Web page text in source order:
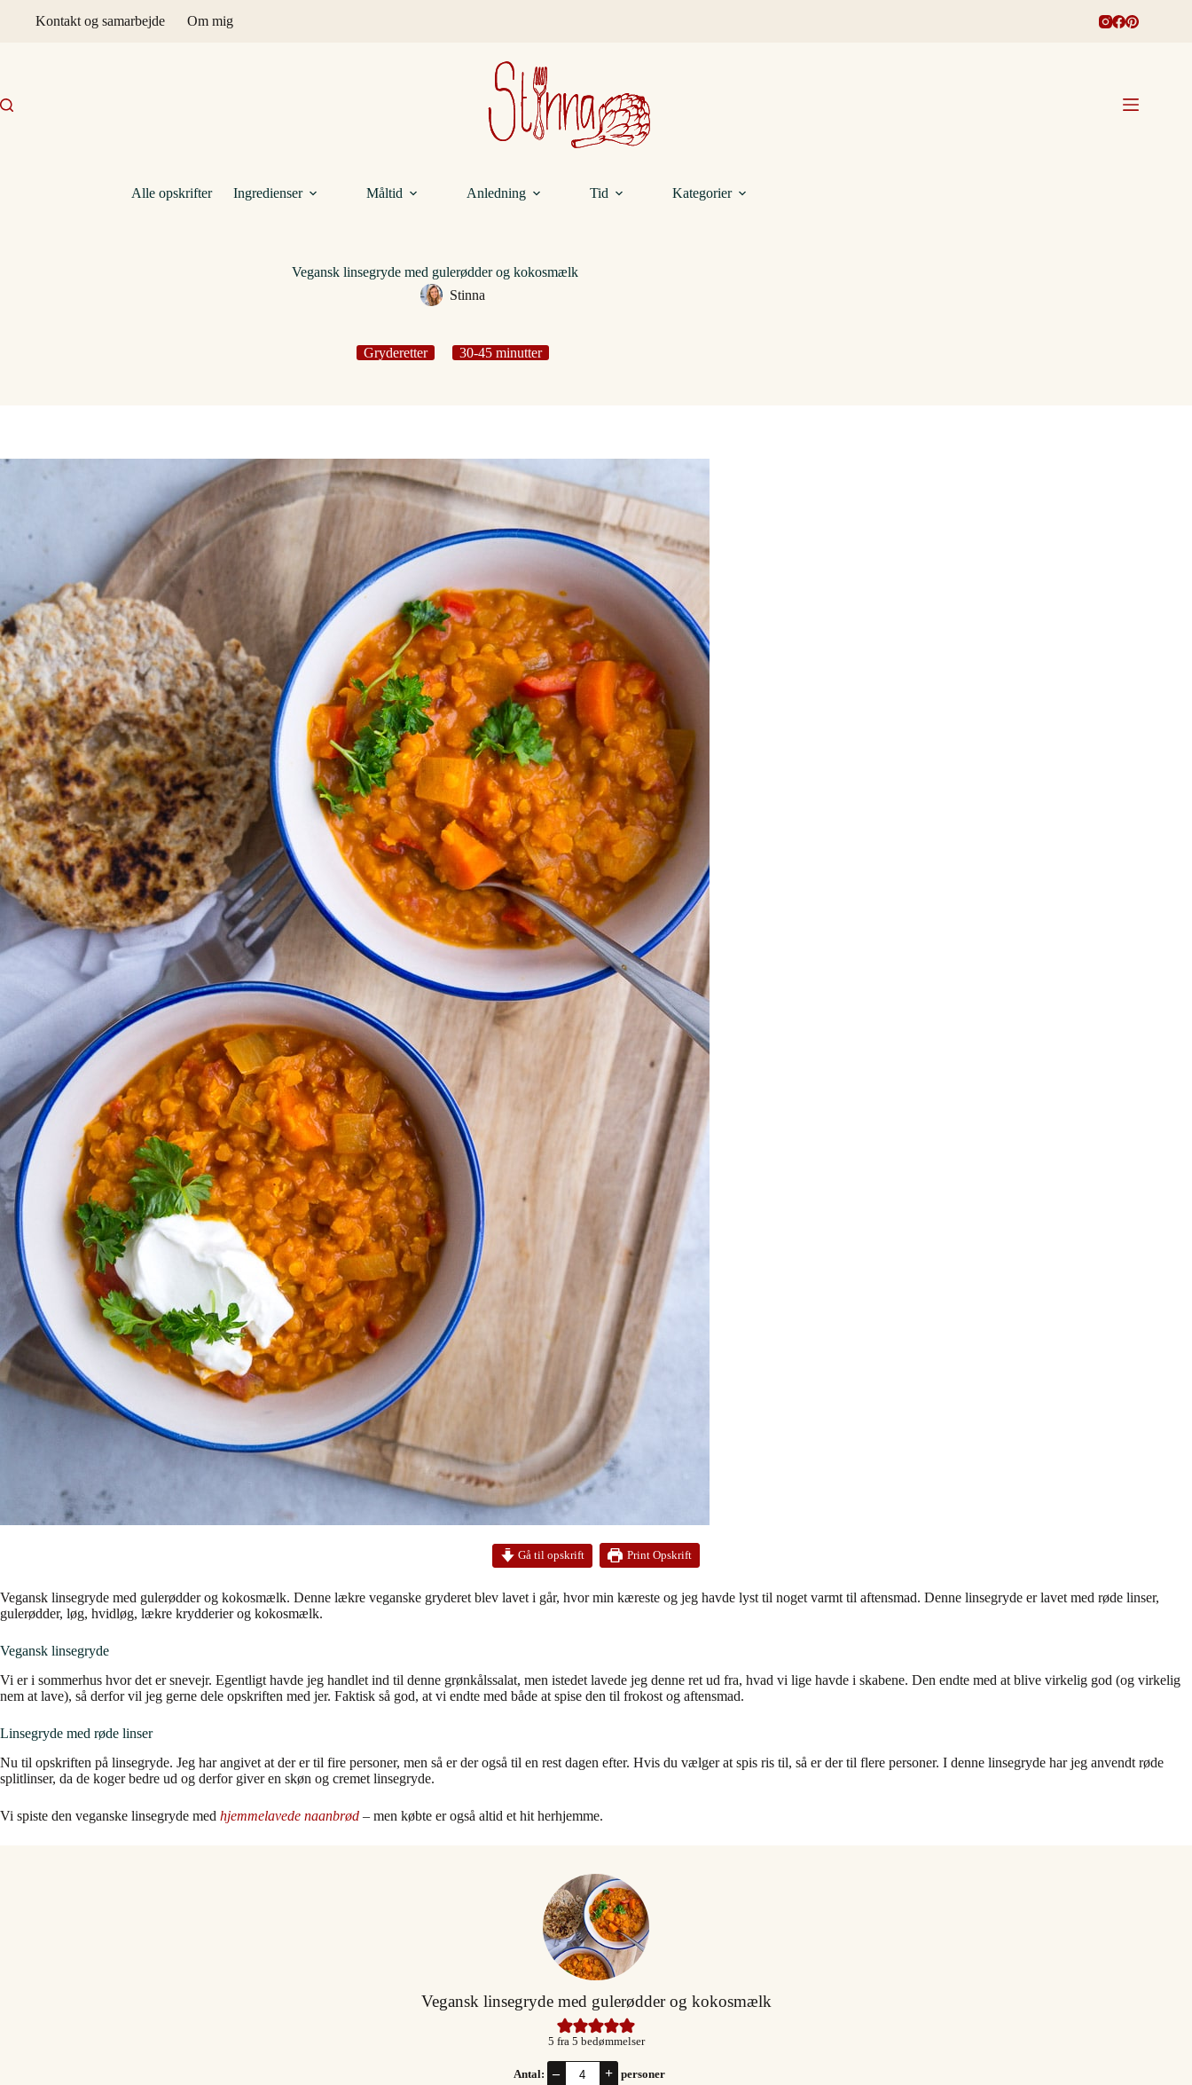
Kontakt og samarbejde Om mig
Alle opskrifter Ingredienser Måltid Anledning Tid Kategorier
Vegansk linsegryde med gulerødder og kokosmælk
Stinna
Gryderetter 30-45 minutter
Gå til opskrift Print Opskrift
Vegansk linsegryde med gulerødder og kokosmælk. Denne lækre veganske gryderet blev lavet i går, hvor min kæreste og jeg havde lyst til noget varmt til aftensmad. Denne linsegryde er lavet med røde linser,
gulerødder, løg, hvidløg, lækre krydderier og kokosmælk.
Vegansk linsegryde
Vi er i sommerhus hvor det er snevejr. Egentligt havde jeg handlet ind til denne grønkålssalat, men istedet lavede jeg denne ret ud fra, hvad vi lige havde i skabene. Den endte med at blive virkelig god (og virkelig
nem at lave), så derfor vil jeg gerne dele opskriften med jer. Faktisk så god, at vi endte med både at spise den til frokost og aftensmad.
Linsegryde med røde linser
Nu til opskriften på linsegryde. Jeg har angivet at der er til fire personer, men så er der også til en rest dagen efter. Hvis du vælger at spis ris til, så er der til flere personer. I denne linsegryde har jeg anvendt røde
splitlinser, da de koger bedre ud og derfor giver en skøn og cremet linsegryde.
Vi spiste den veganske linsegryde med hjemmelavede naanbrød – men købte er også altid et hit herhjemme.
Vegansk linsegryde med gulerødder og kokosmælk
5 fra 5 bedømmelser
Antal: – + personer